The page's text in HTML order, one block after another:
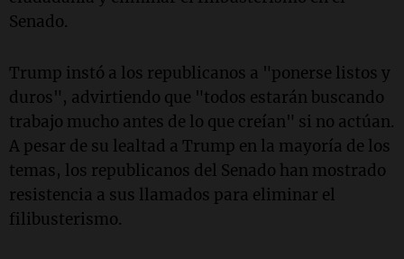
Senado.
Trump instó a los republicanos a "ponerse listos y
duros", advirtiendo que "todos estarán buscando
trabajo mucho antes de lo que creían" si no actúan.
A pesar de su lealtad a Trump en la mayoría de los
temas, los republicanos del Senado han mostrado
resistencia a sus llamados para eliminar el
filibusterismo.